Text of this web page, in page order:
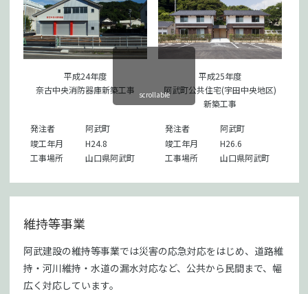
平成24年度
奈古中央消防器庫新築工事
発注者
阿武町
竣工年月
H24.8
工事場所
山口県阿武町
平成25年度
阿武町公共住宅(宇田中央地区)
新築工事
発注者
阿武町
竣工年月
H26.6
工事場所
山口県阿武町
scrollable
維持等事業
阿武建設の維持等事業では災害の応急対応をはじめ、道路維
持・河川維持・水道の漏水対応など、公共から民間まで、幅
広く対応しています。